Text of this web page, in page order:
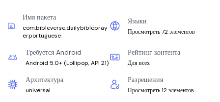
Имя пакета
com.bibleverse.dailybiblepray
erportuguese
Языки
Просмотреть 72 элементов
Требуется Android
Android 5.0+ (Lollipop, API 21)
Рейтинг контента
Для всех
Архитектура
universal
Разрешения
Просмотреть 12 элементов